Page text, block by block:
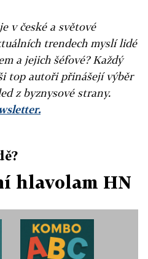
v české a světové
trendech myslí lidé
a jejich šéfové? Každý
top autoři přinášejí výběr
z byznysové strany.
hlavolam HN